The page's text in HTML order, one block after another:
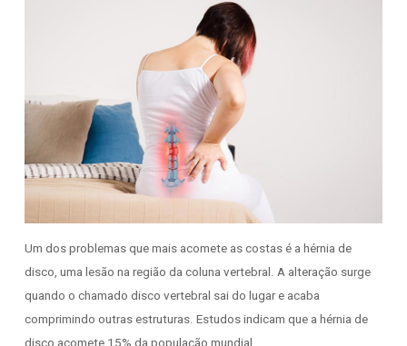
Um dos problemas que mais acomete as costas é a hérnia de
disco, uma lesão na região da coluna vertebral. A alteração surge
quando o chamado disco vertebral sai do lugar e acaba
comprimindo outras estruturas. Estudos indicam que a hérnia de
disco acomete 15% da população mundial.